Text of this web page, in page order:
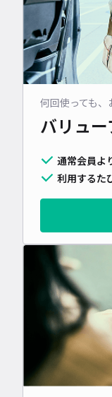
何回使っても、
バリュ
通常会員よ
利用するた